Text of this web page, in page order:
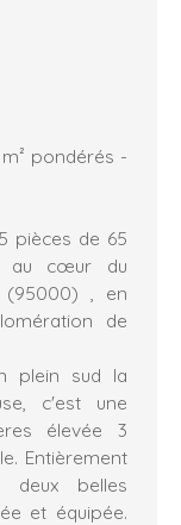
pondérés -
pièces de 65
au cœur du
(95000) , en
de
plein sud la
c'est une
élevée 3
Entièrement
deux belles
et équipée.